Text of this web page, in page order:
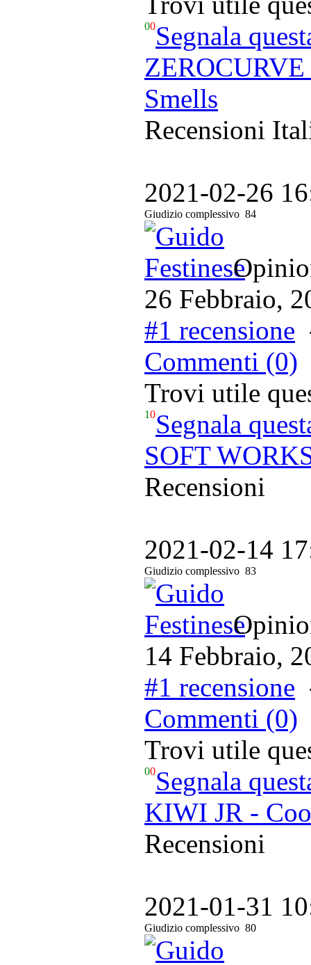
00Segnala
ZEROCURVE
Smells
Recensioni
2021-02-26
Giudizio complessivo 84
26 Febbraio,
#1 recensione
Commenti (0)
Trovi utile
10Segnala
SOFT
Recensioni
2021-02-14
Giudizio complessivo 83
14 Febbraio,
#1 recensione
Commenti (0)
Trovi utile
00Segnala
KIWI JR -
Recensioni
2021-01-31
Giudizio complessivo 80